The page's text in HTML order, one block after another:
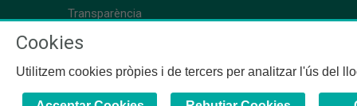
Transparència
Cookies
Utilitzem cookies pròpies i de tercers per analitzar l'ús del